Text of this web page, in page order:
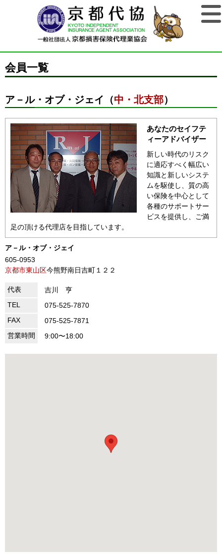
会員一覧
ア－ル・オブ・ジェイ（中・北支部）
あなたのセイフテ
ィーアドバイザー
新しい時代のリスク
に適応すべく幅広い
知識と新しいシステ
ムを駆使し、質の高
い保険を中心として
各種のサポートサー
ビスを提供し、ご満
足の頂ける代理店を目指しています。
ア－ル・オブ・ジェイ
605-0953
京都市東山区今熊野南日吉町１２２
代表
吉川 亨
TEL
075-525-7870
FAX
075-525-7871
営業時間
9:00〜18:00